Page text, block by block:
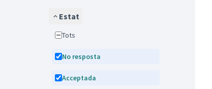
Estat
Tots
No resposta
Acceptada